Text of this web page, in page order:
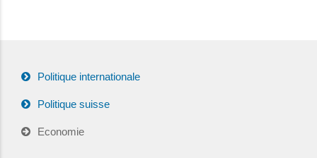
Politique internationale
Politique suisse
Economie